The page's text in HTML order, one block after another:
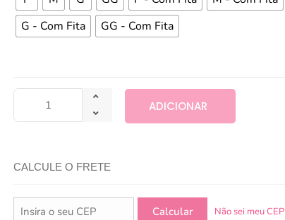
G - Com Fita
GG - Com Fita
ADICIONAR
CALCULE O FRETE
Não sei meu CEP